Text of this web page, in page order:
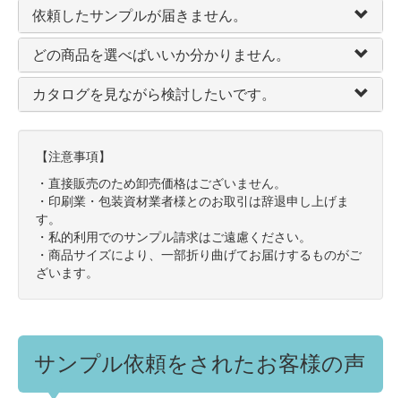
依頼したサンプルが届きません。
どの商品を選べばいいか分かりません。
カタログを見ながら検討したいです。
【注意事項】
・直接販売のため卸売価格はございません。
・印刷業・包装資材業者様とのお取引は辞退申し上げま
す。
・私的利用でのサンプル請求はご遠慮ください。
・商品サイズにより、一部折り曲げてお届けするものがご
ざいます。
サンプル依頼をされたお客様の声